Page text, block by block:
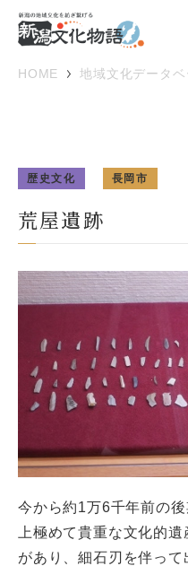
HOME 地域文化データベ
歴史文化 長岡市
荒屋遺跡
今から約1万6千年前の
上極めて貴重な文化的
があり、細石刃を伴っ